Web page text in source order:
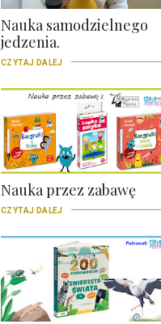
Nauka samodzielnego
jedzenia.
CZYTAJ DALEJ
Nauka przez zabawę
CZYTAJ DALEJ